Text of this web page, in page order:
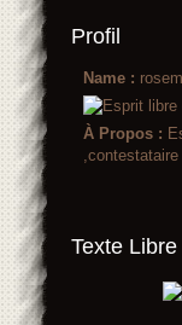
Profil
Name :
À Propos :
,contestataire
Texte Libre